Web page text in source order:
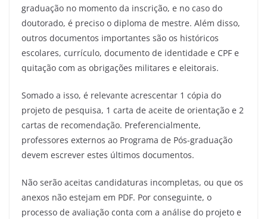
graduação no momento da inscrição, e no caso do
doutorado, é preciso o diploma de mestre. Além disso,
outros documentos importantes são os históricos
escolares, currículo, documento de identidade e CPF e
quitação com as obrigações militares e eleitorais.
Somado a isso, é relevante acrescentar 1 cópia do
projeto de pesquisa, 1 carta de aceite de orientação e 2
cartas de recomendação. Preferencialmente,
professores externos ao Programa de Pós-graduação
devem escrever estes últimos documentos.
Não serão aceitas candidaturas incompletas, ou que os
anexos não estejam em PDF. Por conseguinte, o
processo de avaliação conta com a análise do projeto e